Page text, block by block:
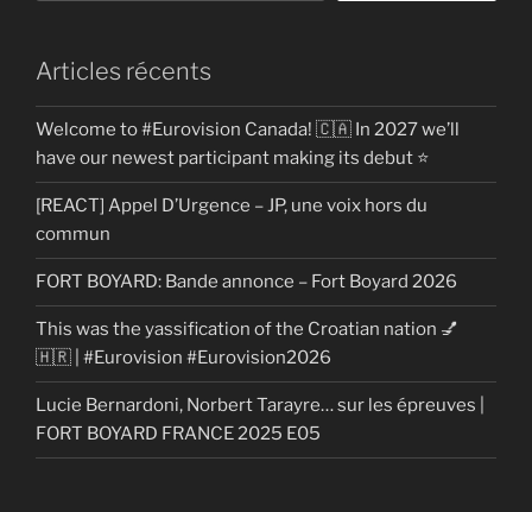
Articles récents
Welcome to #Eurovision Canada! 🇨🇦 In 2027 we’ll
have our newest participant making its debut ⭐
[REACT] Appel D’Urgence – JP, une voix hors du
commun
FORT BOYARD: Bande annonce – Fort Boyard 2026
This was the yassification of the Croatian nation 💅
🇭🇷 | #Eurovision #Eurovision2026
Lucie Bernardoni, Norbert Tarayre… sur les épreuves |
FORT BOYARD FRANCE 2025 E05